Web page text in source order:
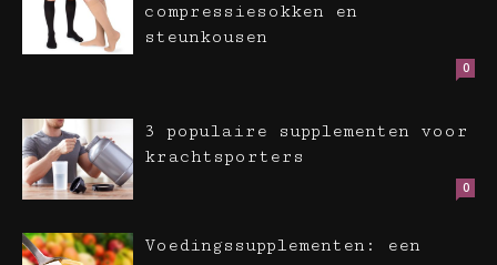
compressiesokken en
steunkousen
0
3 populaire supplementen voor
krachtsporters
0
Voedingssupplementen: een